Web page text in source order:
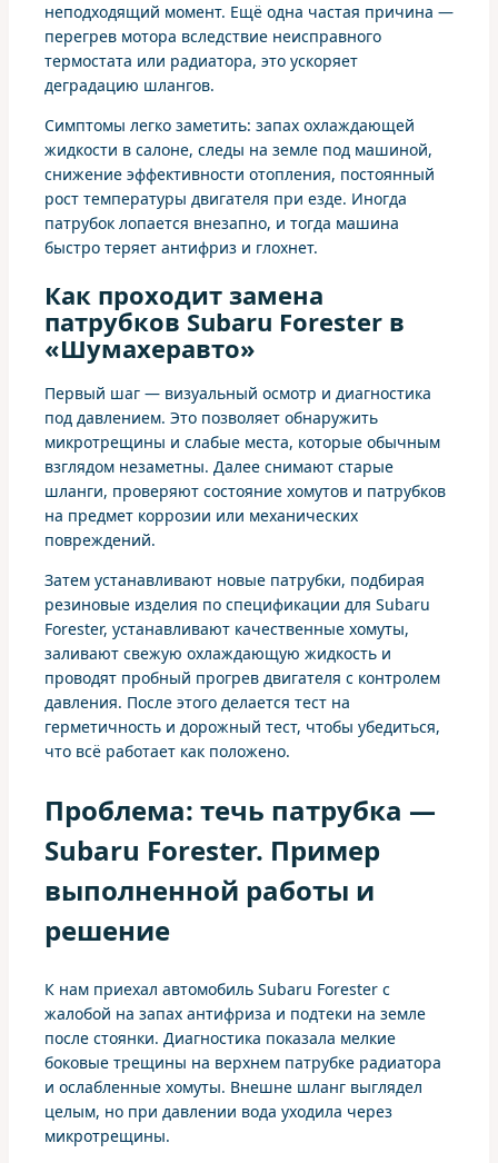
неподходящий момент. Ещё одна частая причина —
перегрев мотора вследствие неисправного
термостата или радиатора, это ускоряет
деградацию шлангов.
Симптомы легко заметить: запах охлаждающей
жидкости в салоне, следы на земле под машиной,
снижение эффективности отопления, постоянный
рост температуры двигателя при езде. Иногда
патрубок лопается внезапно, и тогда машина
быстро теряет антифриз и глохнет.
Как проходит замена
патрубков Subaru Forester в
«Шумахеравто»
Первый шаг — визуальный осмотр и диагностика
под давлением. Это позволяет обнаружить
микротрещины и слабые места, которые обычным
взглядом незаметны. Далее снимают старые
шланги, проверяют состояние хомутов и патрубков
на предмет коррозии или механических
повреждений.
Затем устанавливают новые патрубки, подбирая
резиновые изделия по спецификации для Subaru
Forester, устанавливают качественные хомуты,
заливают свежую охлаждающую жидкость и
проводят пробный прогрев двигателя с контролем
давления. После этого делается тест на
герметичность и дорожный тест, чтобы убедиться,
что всё работает как положено.
Проблема: течь патрубка —
Subaru Forester. Пример
выполненной работы и
решение
К нам приехал автомобиль Subaru Forester с
жалобой на запах антифриза и подтеки на земле
после стоянки. Диагностика показала мелкие
боковые трещины на верхнем патрубке радиатора
и ослабленные хомуты. Внешне шланг выглядел
целым, но при давлении вода уходила через
микротрещины.